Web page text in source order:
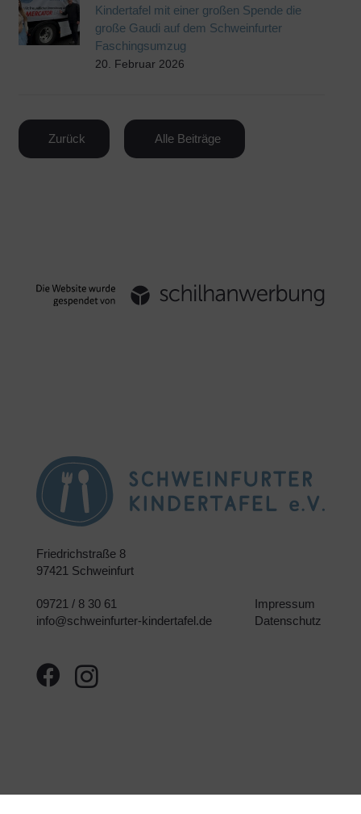
Kindertafel mit einer großen Spende die
große Gaudi auf dem Schweinfurter
Faschingsumzug
20. Februar 2026
Zurück Alle Beiträge
Friedrichstraße 8
97421 Schweinfurt
09721 / 8 30 61
info@schweinfurter-kindertafel.de
Impressum
Datenschutz